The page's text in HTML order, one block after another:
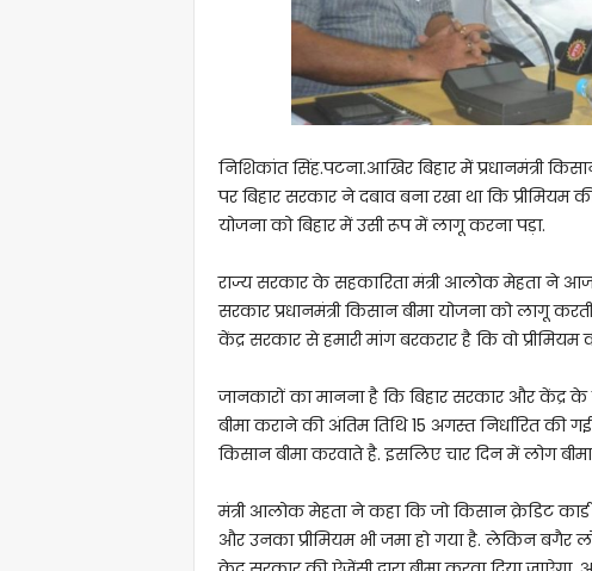
निशिकांत सिंह.पटना.आखिर बिहार में प्रधानमंत्री
पर बिहार सरकार ने दबाव बना रखा था कि
योजना को बिहार में उसी रूप में लागू करना पड़ा.
राज्य सरकार के सहकारिता मंत्री आलोक मेहता ने
सरकार प्रधानमंत्री किसान बीमा योजना को लागू
केंद्र सरकार से हमारी मांग बरकरार है कि वो
जानकारों का मानना है कि बिहार सरकार और केंद्र के
बीमा कराने की अंतिम तिथि 15 अगस्त निर्धारित
किसान बीमा करवाते है. इसलिए चार दिन में लोग
मंत्री आलोक मेहता ने कहा कि जो किसान क्रेडिट कार्ड
और उनका प्रीमियम भी जमा हो गया है. लेकिन बगैर